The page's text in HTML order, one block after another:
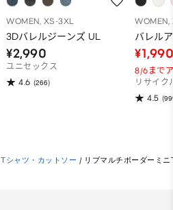
WOMEN, XS-3XL
3Dバレルジーンズ UL
¥2,990
ユニセックス
4.6 (266)
WOMEN,
バレル
8/6まで
リサイク
4.5
Tシャツ・カットソー / リブマルチボーダーミニ